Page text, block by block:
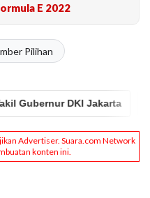
E 2022
Pilihan
Gubernur DKI Jakarta